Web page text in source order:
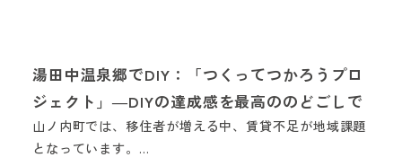
湯田中温泉郷でDIY：「つくってつかろうプロ
ジェクト」―DIYの達成感を最高ののどごしで
山ノ内町では、移住者が増える中、賃貸不足が地域課題
となっています。...